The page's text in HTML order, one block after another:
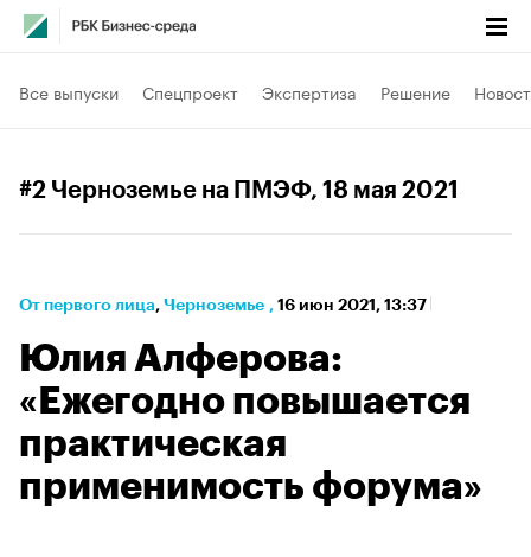
Все выпуски Спецпроект Экспертиза Решение
#2 Черноземье на ПМЭФ, 18 мая 2021
От первого лица⁠, Черноземье , 16 июн 2021, 13:37
Юлия Алферова:
«Ежегодно повышается
практическая
применимость форума»